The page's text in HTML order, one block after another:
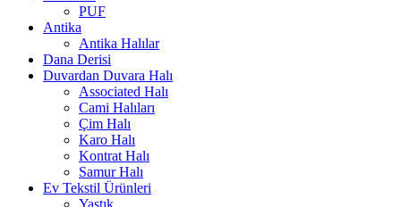
PUF
Antika
Antika Halılar
Dana Derisi
Duvardan Duvara Halı
Associated Halı
Cami Halıları
Çim Halı
Karo Halı
Kontrat Halı
Samur Halı
Ev Tekstil Ürünleri
Yastık